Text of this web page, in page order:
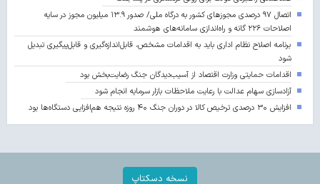
اتصال ۹۷ درصدی مجوزهای کشور به درگاه ملی/ صدور ۱۳.۹ میلیون مجوز در سایه
اصلاحات ۲۲۶ گانه و راه‌اندازی سامانه‌های هوشمند
برنامه اصلاح نظام اداری باید به اقدامات مشخص، قابل‌اندازه‌گیری و قابل‌پیگیری تبدیل
شود
اقدامات حمایتی وزارت اقتصاد از آسیب‌دیدگان جنگ رضایت‌بخش بود
آزادسازی سهام عدالت با رعایت ملاحظات بازار سرمایه انجام شود
افزایش ۳۰ درصدی ترخیص کالا در دوران جنگ ۴۰ روزه نتیجه هم‌افزایی دستگاه‌ها بود
نسخه دسکتاپ